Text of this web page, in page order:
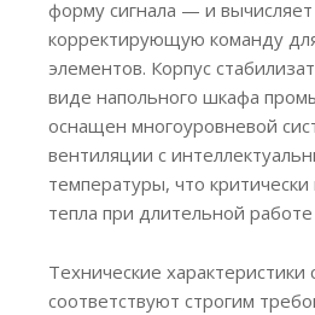
форму сигнала — и
корректирующую команду
элементов. Корпус
виде напольного шкафа
оснащен многоуровневой
вентиляции с
температуры, что
тепла при длительной
Технические характеристики
соответствуют строгим